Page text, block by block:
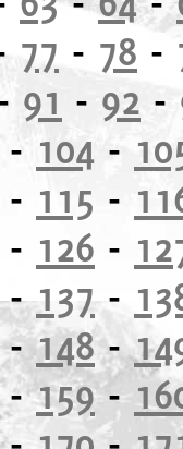
77 - 78 -
91 - 92 -
- 104 -
- 115 -
- 126 -
137-
148-
159-